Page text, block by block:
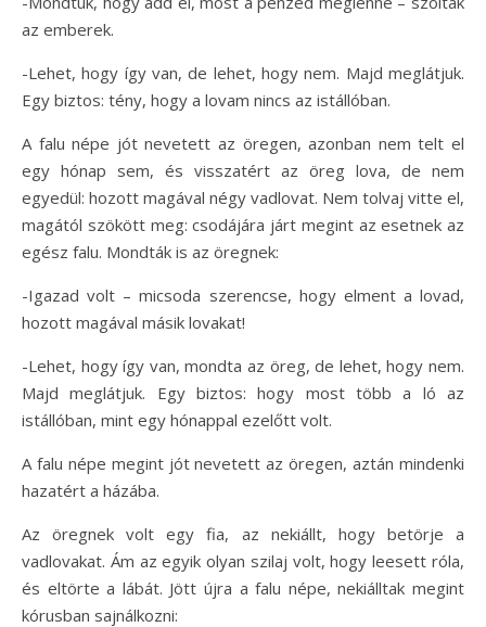
az emberek.
-Lehet, hogy így van, de lehet, hogy nem. Majd meglátjuk.
Egy biztos: tény, hogy a lovam nincs az istállóban.
A falu népe jót nevetett az öregen, azonban nem telt el
egy hónap sem, és visszatért az öreg lova, de nem
egyedül: hozott magával négy vadlovat. Nem tolvaj vitte el,
magától szökött meg: csodájára járt megint az esetnek az
egész falu. Mondták is az öregnek:
-Igazad volt – micsoda szerencse, hogy elment a lovad,
hozott magával másik lovakat!
-Lehet, hogy így van, mondta az öreg, de lehet, hogy nem.
Majd meglátjuk. Egy biztos: hogy most több a ló az
istállóban, mint egy hónappal ezelőtt volt.
A falu népe megint jót nevetett az öregen, aztán mindenki
hazatért a házába.
Az öregnek volt egy fia, az nekiállt, hogy betörje a
vadlovakat. Ám az egyik olyan szilaj volt, hogy leesett róla,
és eltörte a lábát. Jött újra a falu népe, nekiálltak megint
kórusban sajnálkozni: